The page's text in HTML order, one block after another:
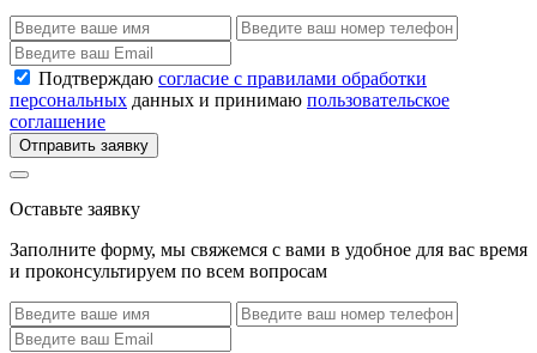
Подтверждаю согласие с правилами обработки
персональных данных и принимаю пользовательское
соглашение
Отправить заявку
Оставьте заявку
Заполните форму, мы свяжемся с вами в удобное для вас время
и проконсультируем по всем вопросам